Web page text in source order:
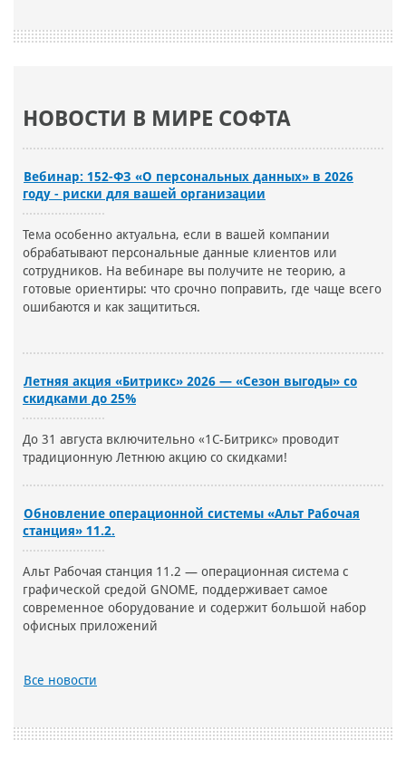
НОВОСТИ В МИРЕ СОФТА
Вебинар: 152-ФЗ «О персональных данных» в 2026
году - риски для вашей организации
Тема особенно актуальна, если в вашей компании
обрабатывают персональные данные клиентов или
сотрудников. На вебинаре вы получите не теорию, а
готовые ориентиры: что срочно поправить, где чаще всего
ошибаются и как защититься.
Летняя акция «Битрикс» 2026 — «Сезон выгоды» со
скидками до 25%
До 31 августа включительно «1С-Битрикс» проводит
традиционную Летнюю акцию со скидками!
Обновление операционной системы «Альт Рабочая
станция» 11.2.
Альт Рабочая станция 11.2 — операционная система с
графической средой GNOME, поддерживает самое
современное оборудование и содержит большой набор
офисных приложений
Все новости